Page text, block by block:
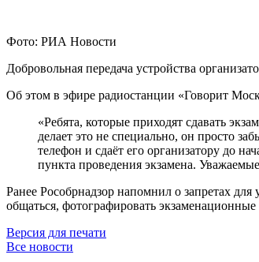
Фото: РИА Новости
Добровольная передача устройства
Об этом в эфире радиостанции «Говорит
«Ребята, которые приходят сдавать
делает это не специально, он просто
телефон и сдаёт его организатору до
пункта проведения экзамена.
Ранее Рособрнадзор напомнил о запретах
общаться, фотографировать
Версия для печати
Все новости